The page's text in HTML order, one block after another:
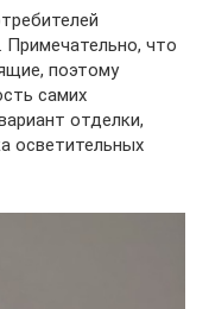
Примечательно, что
поэтому
самих
отделки,
осветительных